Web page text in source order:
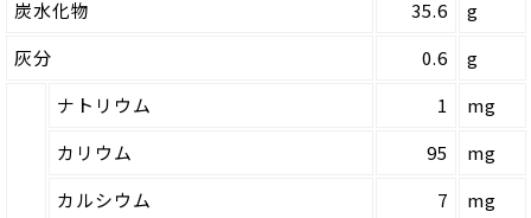
炭水化物
35.6
g
灰分
0.6 g
ナトリウム 1
mg
カリウム
95
mg
カルシウム
7
mg